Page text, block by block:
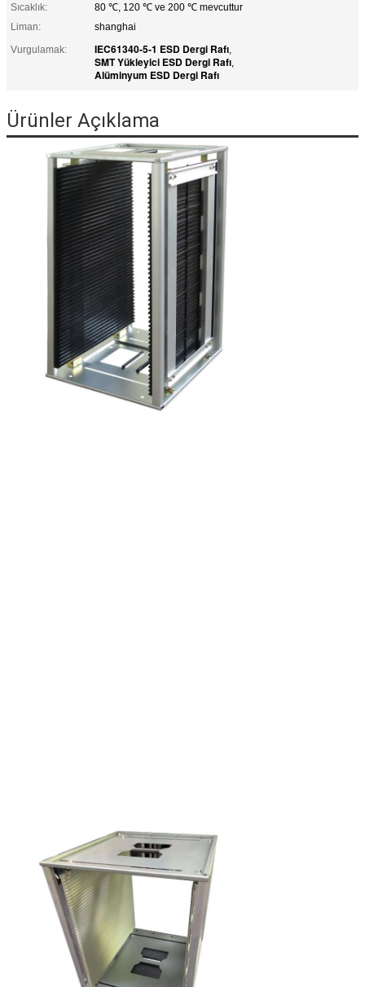
Sıcaklık:
80 ℃, 120 ℃ ve 200 ℃ mevcuttur
Liman:
shanghai
Vurgulamak:
IEC61340-5-1 ESD Dergi Rafı,
SMT Yükleyici ESD Dergi Rafı,
Alüminyum ESD Dergi Rafı
Ürünler Açıklama